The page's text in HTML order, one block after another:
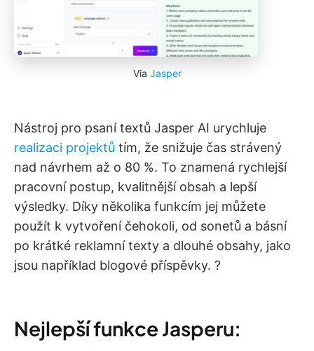
Via Jasper
Nástroj pro psaní textů Jasper AI urychluje
realizaci projektů tím, že snižuje čas strávený
nad návrhem až o 80 %. To znamená rychlejší
pracovní postup, kvalitnější obsah a lepší
výsledky. Díky několika funkcím jej můžete
použít k vytvoření čehokoli, od sonetů a básní
po krátké reklamní texty a dlouhé obsahy, jako
jsou například blogové příspěvky. ?
Nejlepší funkce Jasperu: